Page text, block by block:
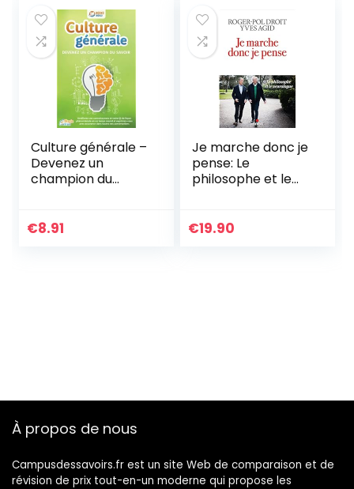
Labyrinthes etc… –
Idée cadeau
retraite
Culture générale –
Devenez un
champion du
et votre QI de
€8.91
Je marche donc je
pense: Le
philosophe et le
€19.90
À propos de nous
Campusdessavoirs.fr est un site Web de comparaison et de
révision de prix tout-en-un moderne qui propose les